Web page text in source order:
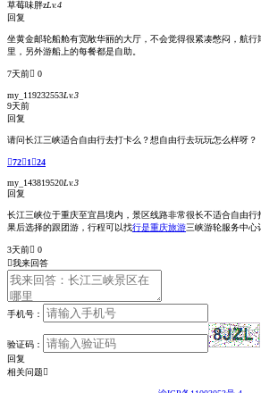
草莓味胖zLv.4
回复
坐黄金邮轮船舱有宽敞华丽的大厅，不会觉得很紧凑憋闷，航
里，另外游船上的每餐都是自助。
7天前 0
my_119232553Lv.3
9天前
回复
请问长江三峡适合自由行去打卡么？想自由行去玩玩怎么样呀？
72124
my_143819520Lv.3
回复
长江三峡位于重庆至宜昌境内，景区线路非常很长不适合自由
果后选择的跟团游，行程可以找行是重庆旅游三峡游轮服务中心
3天前 0
我来回答
手机号：
验证码：
回复
相关问题